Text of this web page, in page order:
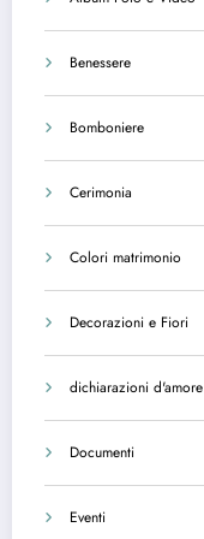
Benessere
Bomboniere
Cerimonia
Colori matrimonio
Decorazioni e Fiori
dichiarazioni d'amore
Documenti
Eventi